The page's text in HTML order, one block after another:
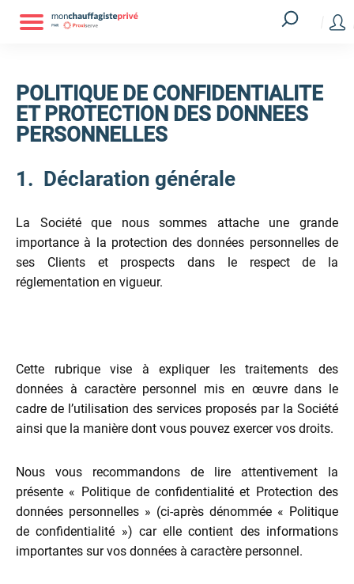
POLITIQUE DE CONFIDENTIALITE
ET PROTECTION DES DONNEES
PERSONNELLES
1. Déclaration générale
La Société que nous sommes attache une grande
importance à la protection des données personnelles de
ses Clients et prospects dans le respect de la
réglementation en vigueur.
Cette rubrique vise à expliquer les traitements des
données à caractère personnel mis en œuvre dans le
cadre de l’utilisation des services proposés par la Société
ainsi que la manière dont vous pouvez exercer vos droits.
Nous vous recommandons de lire attentivement la
présente « Politique de confidentialité et Protection des
données personnelles » (ci-après dénommée « Politique
de confidentialité ») car elle contient des informations
importantes sur vos données à caractère personnel.